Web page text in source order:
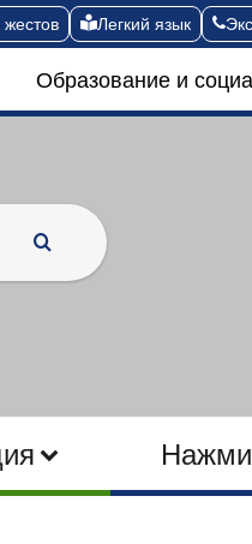
Легкий язык
Образование и